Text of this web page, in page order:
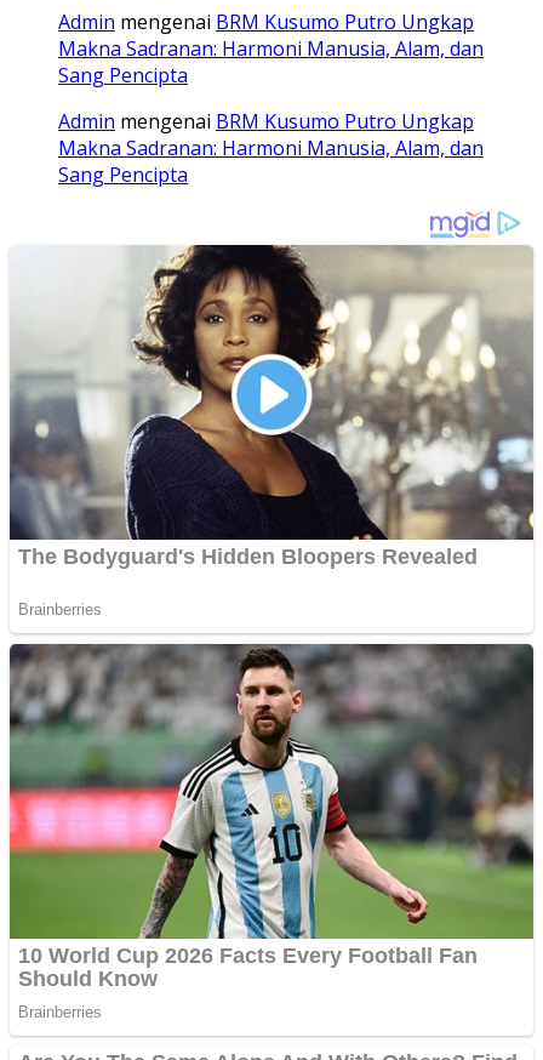
Admin mengenai BRM Kusumo Putro Ungkap
Makna Sadranan: Harmoni Manusia, Alam, dan
Sang Pencipta
Admin mengenai BRM Kusumo Putro Ungkap
Makna Sadranan: Harmoni Manusia, Alam, dan
Sang Pencipta